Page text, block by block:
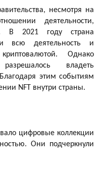
несмотря на
деятельности,
В 2021 году страна
всю деятельность и
Однако
владеть
этим событиям
NFT внутри страны.
цифровые коллекции
Они подчеркнули